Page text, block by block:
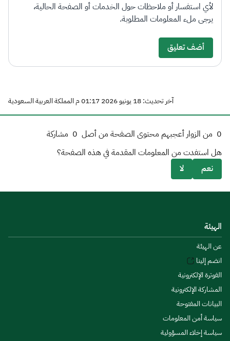
لأي استفسار أو ملاحظات حول الخدمات أو الصفحة الحالية،
يرجى ملء المعلومات المطلوبة.
أضف تعليق
آخر تحديث: 18 يونيو 2026 01:17 م المملكة العربية السعودية
0 من الزوار أعجبهم محتوى الصفحة من أصل 0 مشاركة
هل استفدت من المعلومات المقدمة في هذه الصفحة؟
نعم
لا
الهيئة
عن الهيئة
انضم إلينا
الفوترة الإلكترونية
المشاركة الإلكترونية
البيانات المفتوحة
سياسة أمن المعلومات
سياسة إخلاء المسؤولية